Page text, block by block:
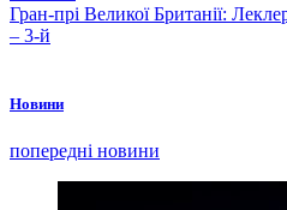
Гран-прі Великої Британії:
– 3-й
Новини
попередні новини